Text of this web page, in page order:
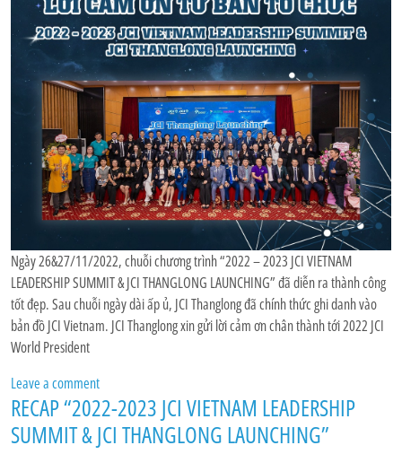
Ngày 26&27/11/2022, chuỗi chương trình “2022 – 2023 JCI VIETNAM
LEADERSHIP SUMMIT & JCI THANGLONG LAUNCHING” đã diễn ra thành công
tốt đẹp. Sau chuỗi ngày dài ấp ủ, JCI Thanglong đã chính thức ghi danh vào
bản đồ JCI Vietnam. JCI Thanglong xin gửi lời cảm ơn chân thành tới 2022 JCI
World President
Leave a comment
RECAP “2022-2023 JCI VIETNAM LEADERSHIP
SUMMIT & JCI THANGLONG LAUNCHING”